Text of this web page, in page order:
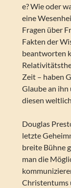
e? Wie oder
eine
Fragen über
Fakten der
beantworten
Zeit – haben
Glaube an ihn
diesen
Douglas
letzte
breite Bühne
man die
Christentums